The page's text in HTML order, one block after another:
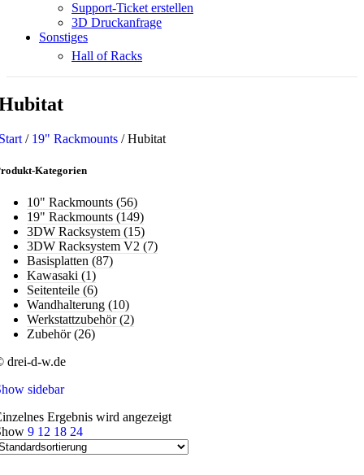
Support-Ticket erstellen
3D Druckanfrage
Sonstiges
Hall of Racks
/ 19" Rackmounts / Hubitat
Kategorien
10" Rackmounts (56)
19" Rackmounts (149)
3DW Racksystem (15)
3DW Racksystem V2 (7)
Basisplatten (87)
Kawasaki (1)
Seitenteile (6)
Wandhalterung (10)
Werkstattzubehör(2)
Zubehör(26)
drei-d-w.de
sidebar
Ergebnis wird angezeigt
9 12 18 24